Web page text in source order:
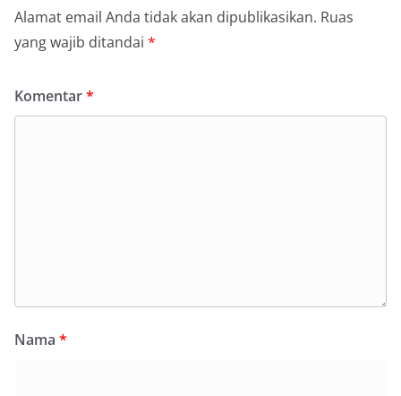
Alamat email Anda tidak akan dipublikasikan. Ruas
yang wajib ditandai *
Komentar*
Nama *